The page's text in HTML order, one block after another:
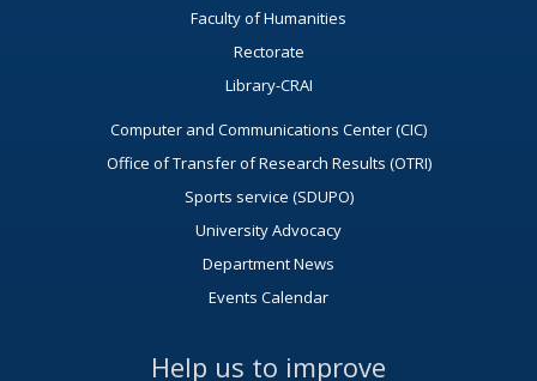
Faculty of Humanities
Rectorate
Library-CRAI
Computer and Communications Center (CIC)
Office of Transfer of Research Results (OTRI)
Sports service (SDUPO)
University Advocacy
Department News
Events Calendar
Help us to improve